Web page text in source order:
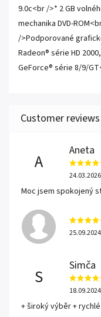
9.0c<br />* 2 GB
mechanika DVD-
/>Podporované
Radeon® série HD
GeForce® série 8/9/
A
Aneta
24.03.2026
Moc jsem spokojený
25.09.2024
S
Simča
18.09.2024
+ široký výběr +